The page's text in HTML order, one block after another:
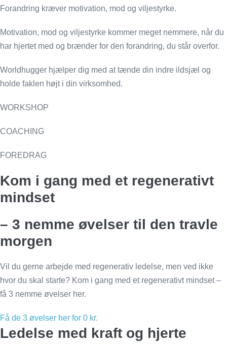
Forandring kræver motivation, mod og viljestyrke.
Motivation, mod og viljestyrke kommer meget nemmere, når du
har hjertet med og brænder for den forandring, du står overfor.
Worldhugger hjælper dig med at tænde din indre ildsjæl og
holde faklen højt i din virksomhed.
WORKSHOP
COACHING
FOREDRAG
Kom i gang med et regenerativt
mindset
– 3 nemme øvelser til den travle
morgen
Vil du gerne arbejde med regenerativ ledelse, men ved ikke
hvor du skal starte? Kom i gang med et regenerativt mindset –
få 3 nemme øvelser her.
Få de 3 øvelser her for 0 kr.
Ledelse med kraft og hjerte